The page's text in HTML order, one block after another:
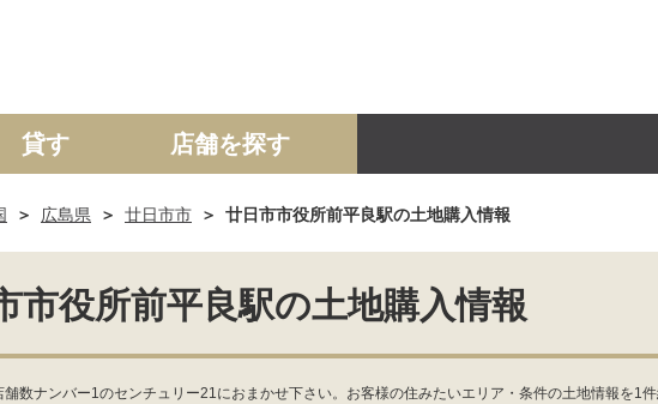
マンション 土地 事業投資用
貸す 店舗を探す
広島県 廿日市市 廿日市市役所前平良駅の土地購入情報
市役所前平良駅の土地購入情報
数ナンバー1のセンチュリー21におまかせ下さい。お客様の住みたいエリア・条件の土地情報を1